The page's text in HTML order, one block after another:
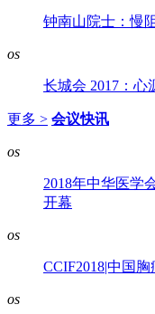
钟南山院士：慢
os
长城会 2017：心
更多 > 会议快讯
os
2018年中华医学
开幕
os
CCIF2018|中国
os